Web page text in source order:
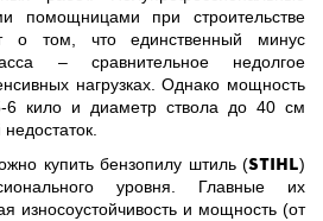
помощницами при строительстве
о том, что единственный минус
– сравнительное недолгое
нагрузках. Однако мощность
кило и диаметр ствола до 40 см
купить бензопилу штиль (Stihl)
уровня. Главные их
износоустойчивость и мощность (от